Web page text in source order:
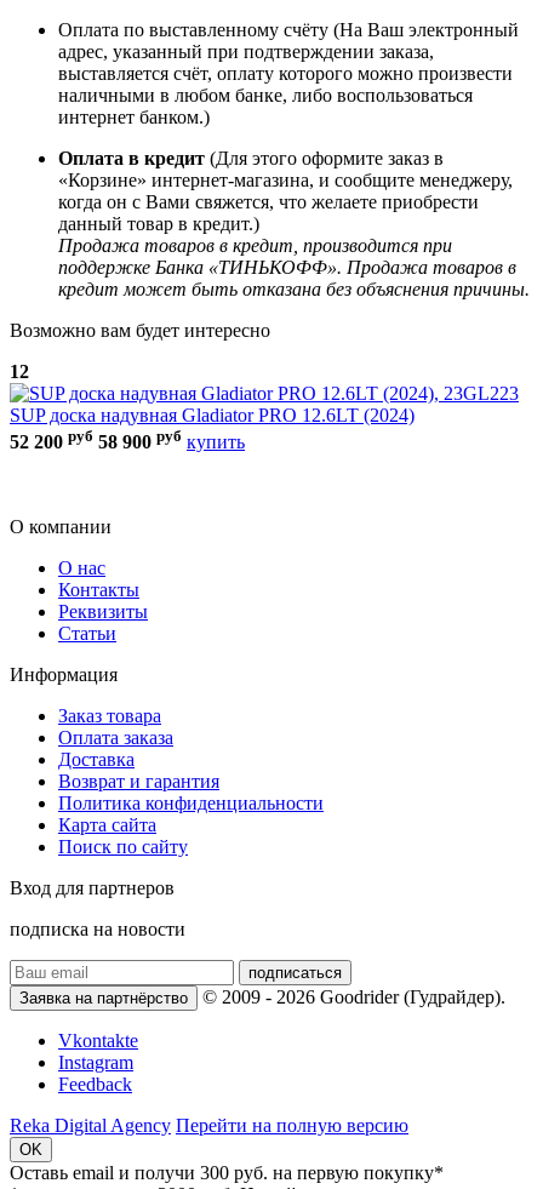
Оплата по выставленному счёту (На Ваш электронный
адрес, указанный при подтверждении заказа,
выставляется счёт, оплату которого можно произвести
наличными в любом банке, либо воспользоваться
интернет банком.)
Оплата в кредит (Для этого оформите заказ в
«Корзине» интернет-магазина, и сообщите менеджеру,
когда он с Вами свяжется, что желаете приобрести
данный товар в кредит.)
Продажа товаров в кредит, производится при
поддержке Банка «ТИНЬКОФФ». Продажа товаров в
кредит может быть отказана без объяснения причины.
Возможно вам будет интересно
12
SUP доска надувная Gladiator PRO 12.6LT (2024)
52 200 руб 58 900 руб купить
О компании
О нас
Контакты
Реквизиты
Статьи
Информация
Заказ товара
Оплата заказа
Доставка
Возврат и гарантия
Политика конфиденциальности
Карта сайта
Поиск по сайту
Вход для партнеров
подписка на новости
подписаться
Заявка на партнёрство
© 2009 - 2026 Goodrider (Гудрайдер).
Vkontakte
Instagram
Feedback
Reka Digital Agency Перейти на полную версию
OK
Оставь email и получи 300 руб. на первую покупку*